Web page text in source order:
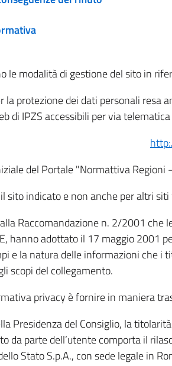
le modalità di gestione del sito in
protezione dei dati personali resa
di IPZS accessibili per via
del Portale "Normattiva
sito indicato e non anche per altri
Raccomandazione n. 2/2001
hanno adottato il 17 maggio 2001
e la natura delle informazioni che
scopi del collegamento.
privacy è fornire in maniera
Presidenza del Consiglio, la
da parte dell’utente comporta il
Stato S.p.A., con sede legale in